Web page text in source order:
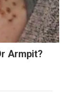
Armpit?